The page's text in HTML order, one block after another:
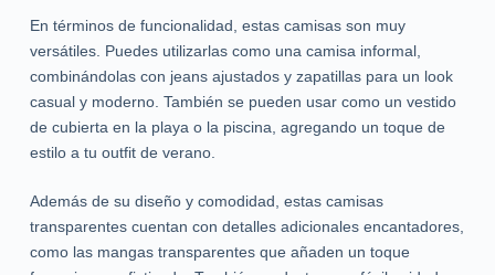
En términos de funcionalidad, estas camisas son muy
versátiles. Puedes utilizarlas como una camisa informal,
combinándolas con jeans ajustados y zapatillas para un look
casual y moderno. También se pueden usar como un vestido
de cubierta en la playa o la piscina, agregando un toque de
estilo a tu outfit de verano.
Además de su diseño y comodidad, estas camisas
transparentes cuentan con detalles adicionales encantadores,
como las mangas transparentes que añaden un toque